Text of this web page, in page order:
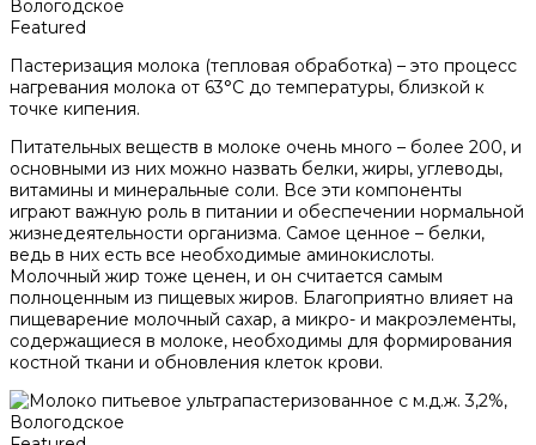
Featured
Пастеризация молока (тепловая обработка) – это процесс
нагревания молока от 63°С до температуры, близкой к
точке кипения.
Питательных веществ в молоке очень много – более 200, и
основными из них можно назвать белки, жиры, углеводы,
витамины и минеральные соли. Все эти компоненты
играют важную роль в питании и обеспечении нормальной
жизнедеятельности организма. Самое ценное – белки,
ведь в них есть все необходимые аминокислоты.
Молочный жир тоже ценен, и он считается самым
полноценным из пищевых жиров. Благоприятно влияет на
пищеварение молочный сахар, а микро- и макроэлементы,
содержащиеся в молоке, необходимы для формирования
костной ткани и обновления клеток крови.